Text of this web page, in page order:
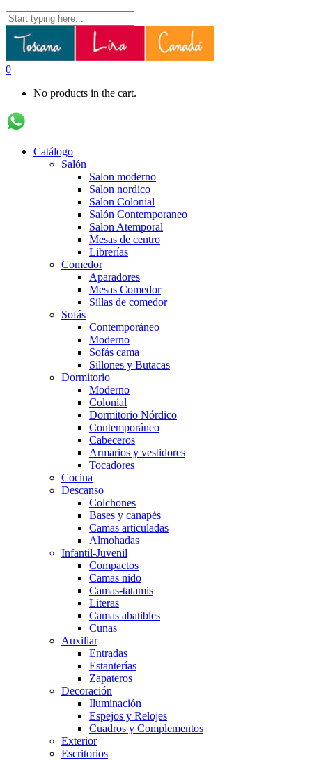
0
No products in the cart.
Catálogo
Salón
Salon moderno
Salon nordico
Salon Colonial
Salón Contemporaneo
Salon Atemporal
Mesas de centro
Librerías
Comedor
Aparadores
Mesas Comedor
Sillas de comedor
Sofás
Contemporáneo
Moderno
Sofás cama
Sillones y Butacas
Dormitorio
Moderno
Colonial
Dormitorio Nórdico
Contemporáneo
Cabeceros
Armarios y vestidores
Tocadores
Cocina
Descanso
Colchones
Bases y canapés
Camas articuladas
Almohadas
Infantil-Juvenil
Compactos
Camas nido
Camas-tatamis
Literas
Camas abatibles
Cunas
Auxiliar
Entradas
Estanterías
Zapateros
Decoración
Iluminación
Espejos y Relojes
Cuadros y Complementos
Exterior
Escritorios